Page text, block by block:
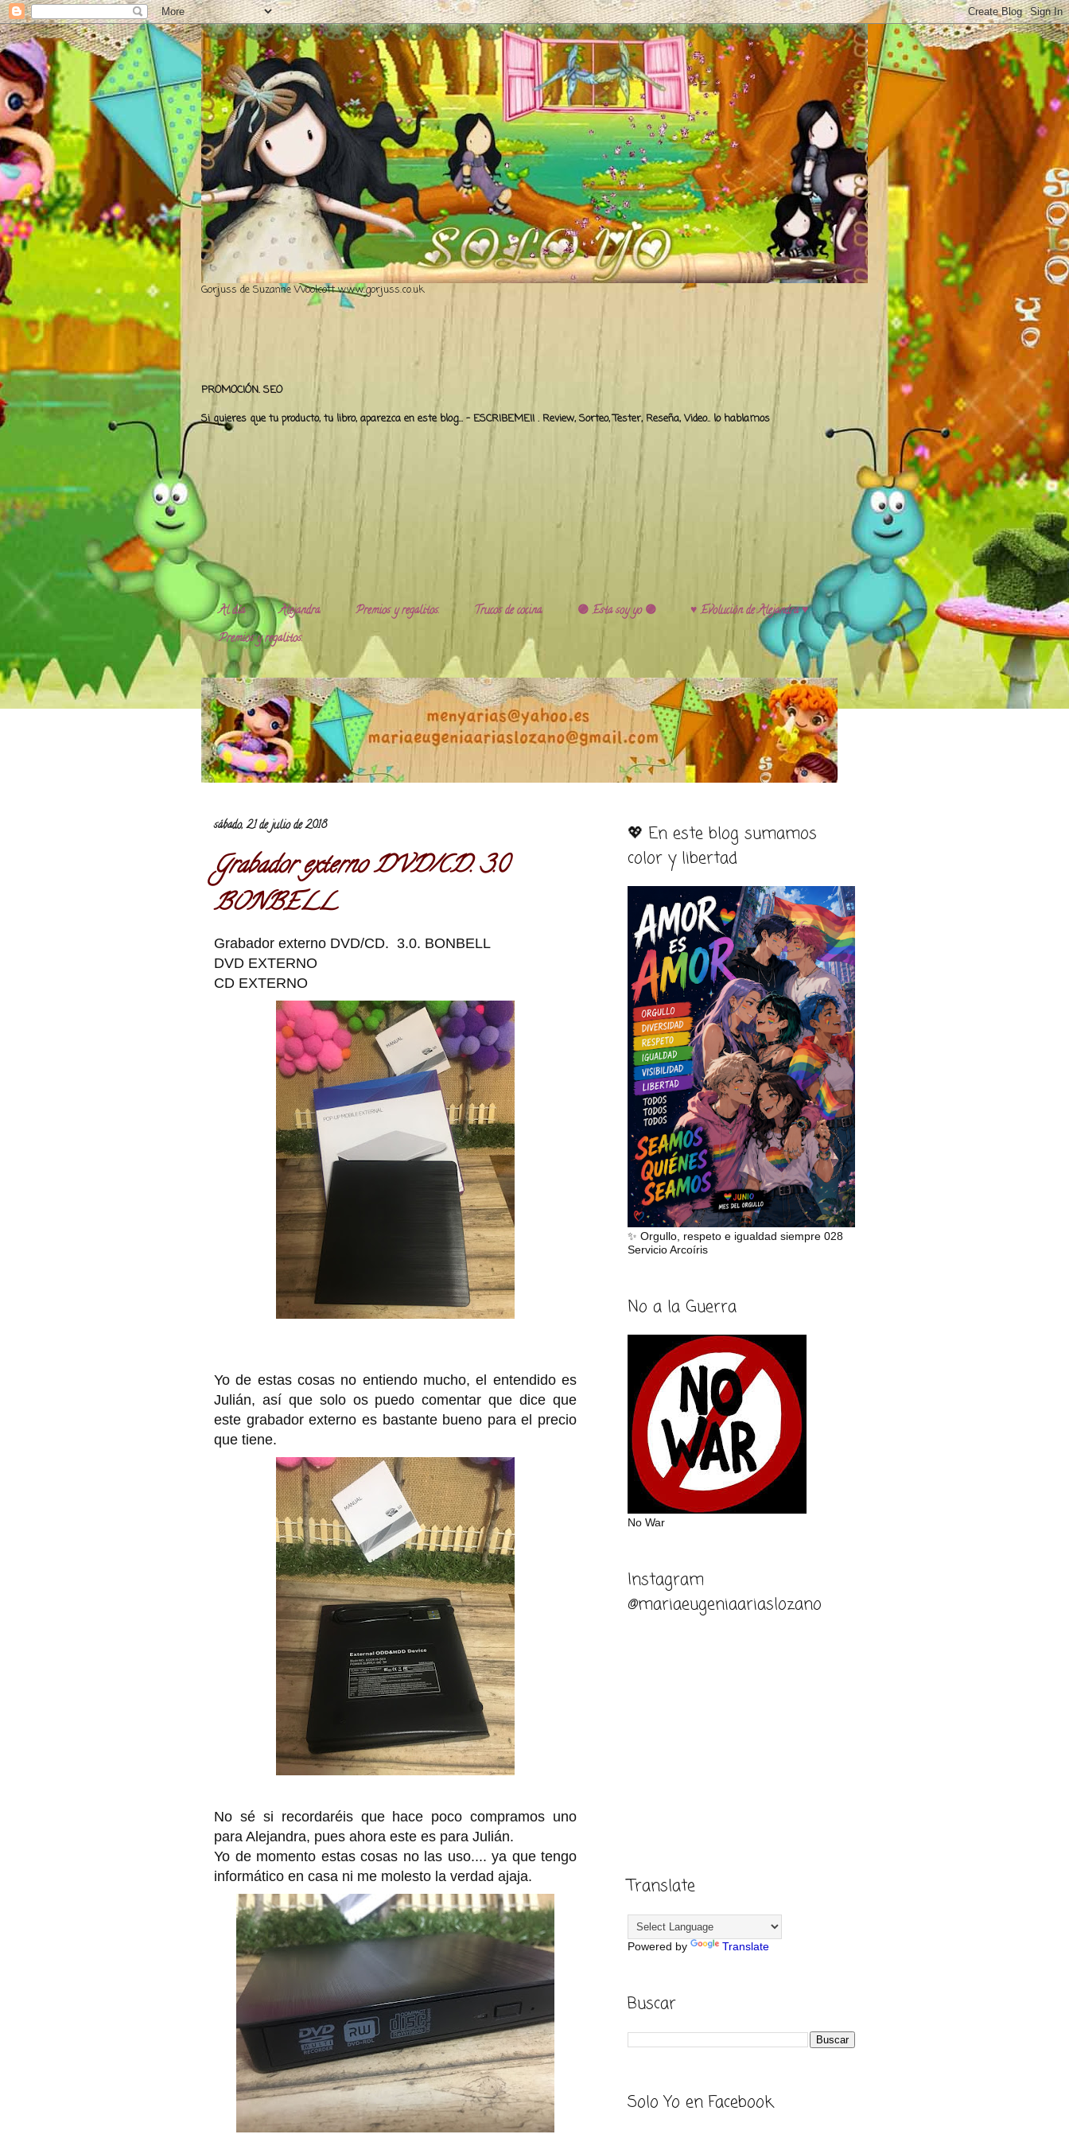
Gorjuss de Suzanne Woolcott www.gorjuss.co.uk
PROMOCIÓN. SEO
Si quieres que tu producto, tu libro, aparezca en este blog... - ESCRIBEME!! . Review, Sorteo, Tester, Reseña, Video.. lo hablamos
Al día Alejandra. Premios y regalitos. Trucos de cocina. 🟣 Esta soy yo 🟣
♥️ Evolución de Alejandra ♥️
Premios y regalitos.
sábado, 21 de julio de 2018
Grabador externo DVD/CD. 3.0
BONBELL
Grabador externo DVD/CD. 3.0. BONBELL
DVD EXTERNO
CD EXTERNO
Yo de estas cosas no entiendo mucho, el entendido es
Julián, así que solo os puedo comentar que dice que
este grabador externo es bastante bueno para el precio
que tiene.
No sé si recordaréis que hace poco compramos uno
para Alejandra, pues ahora este es para Julián.
Yo de momento estas cosas no las uso.... ya que tengo
informático en casa ni me molesto la verdad ajaja.
💖 En este blog sumamos
color y libertad
✨ Orgullo, respeto e igualdad siempre 028
Servicio Arcoíris
No a la Guerra
No War
Instagram
@mariaeugeniaariaslozano
Translate
Powered by Translate
Buscar
Solo Yo en Facebook